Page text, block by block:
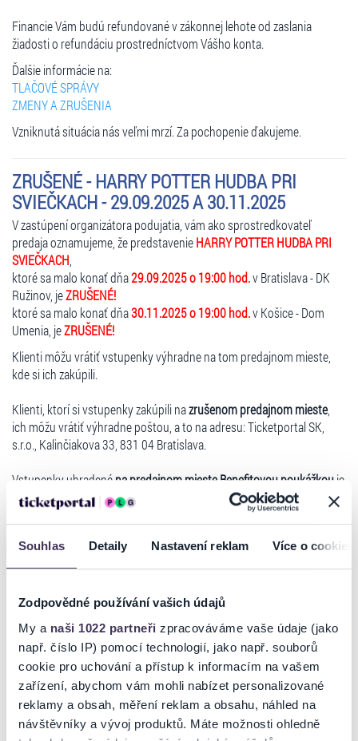
Souhlas Detaily Nastavení reklam Více o cookies
Zodpovědné používání vašich údajů
My a naši 1022 partneři zpracováváme vaše údaje (jako
např. číslo IP) pomocí technologií, jako např. souborů
cookie pro uchování a přístup k informacím na vašem
zařízení, abychom vám mohli nabízet personalizované
reklamy a obsah, měření reklam a obsahu, náhled na
návštěvníky a vývoj produktů. Máte možnosti ohledně
Financie Vám budú refundované v zákonnej lehote od zaslania
žiadosti o refundáciu prostredníctvom Vášho konta.
Ďalšie informácie na:
TLAČOVÉ SPRÁVY
ZMENY A ZRUŠENIA
Vzniknutá situácia nás veľmi mrzí. Za pochopenie ďakujeme.
ZRUŠENÉ - HARRY POTTER HUDBA PRI
SVIEČKACH - 29.09.2025 A 30.11.2025
V zastúpení organizátora podujatia, vám ako sprostredkovateľ
predaja oznamujeme, že predstavenieHARRY POTTER HUDBA PRI
SVIEČKACH
ktoré sa malo konať dňa29.09.2025 o 19:00 hod.v Bratislava - DK
Ružinov, jeZRUŠENÉ!
ktoré sa malo konať dňa30.11.2025 o 19:00 hod.v Košice - Dom
Umenia, jeZRUŠENÉ!
Klienti môžu vrátiť vstupenky výhradne na tom predajnom mieste,
kde si ich zakúpili.
Klienti, ktorí si vstupenky zakúpili nazrušenom predajnom mieste,
ich môžu vrátiť výhradne poštou, a to na adresu: Ticketportal SK,
s.r.o., Kalinčiakova 33, 831 04 Bratislava.
Vstupenky uhradenéna predajnom mieste Benefitovou poukážkouje
nutné zaslať poštou na adresu: Ticketportal SK, s.r.o. , Kalinčiakova
33, 831 04 Bratislava.
môže požiadať o vrátenie peňazí nasledujúcim spôsobom a pri
splnení nasledujúcich podmienok:
Spoločné podmienky pre žiadosti o refundáciu:
vrátenie vstupeniek je možné požiadať prostredníctvom
registrovaného konta na stránkewww.ticketportal.sk, v ktorom je
potrebné v sekcii ``Môj účet`` - ``Moje objednávky`` vybrať vstupenky
na refundáciu a vyplniť všetky požadované údaje.
V prípade, ak si klient zakúpil vstupenky bez registrácie, odporúčame,
aby si na stránke www.ticketportal.sk dokončil registráciu, nakoľko
pri zakúpení vstupeniek mu bola registrácia vytvorená a je potrebné